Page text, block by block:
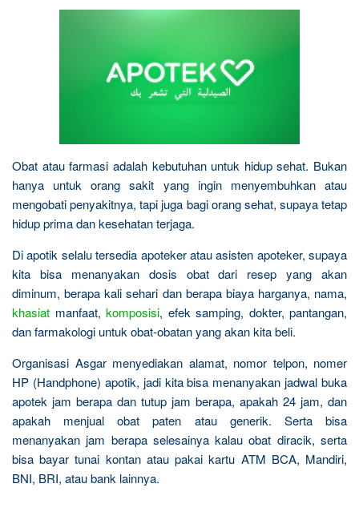
Obat atau farmasi adalah kebutuhan untuk hidup sehat. Bukan
hanya untuk orang sakit yang ingin menyembuhkan atau
mengobati penyakitnya, tapi juga bagi orang sehat, supaya tetap
hidup prima dan kesehatan terjaga.
Di apotik selalu tersedia apoteker atau asisten apoteker, supaya
kita bisa menanyakan dosis obat dari resep yang akan
diminum, berapa kali sehari dan berapa biaya harganya, nama,
khasiat manfaat, komposisi, efek samping, dokter, pantangan,
dan farmakologi untuk obat-obatan yang akan kita beli.
Organisasi Asgar menyediakan alamat, nomor telpon, nomer
HP (Handphone) apotik, jadi kita bisa menanyakan jadwal buka
apotek jam berapa dan tutup jam berapa, apakah 24 jam, dan
apakah menjual obat paten atau generik. Serta bisa
menanyakan jam berapa selesainya kalau obat diracik, serta
bisa bayar tunai kontan atau pakai kartu ATM BCA, Mandiri,
BNI, BRI, atau bank lainnya.